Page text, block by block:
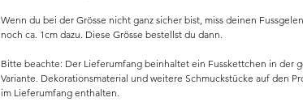
Wenn du bei der Grösse nicht ganz sicher bist, miss deinen
noch ca. 1cm dazu. Diese Grösse bestellst du dann.
Bitte beachte: Der Lieferumfang beinhaltet ein Fusskettchen in der
Variante. Dekorationsmaterial und weitere Schmuckstücke auf den
im Lieferumfang enthalten.